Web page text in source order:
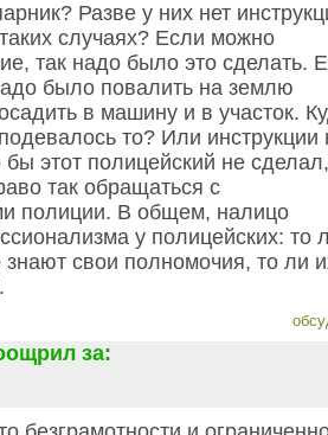
Разве у них нет
случаях? Если можно
так надо было это сделать.
было повалить на землю
в машину и в участок.
то? Или инструкции
этот полицейский не сделал,
так обращаться с
полиции. В общем, налицо
у полицейских: то
знают свои полномочия, то ли
за: